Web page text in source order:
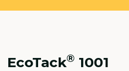
EcoTack® 1001